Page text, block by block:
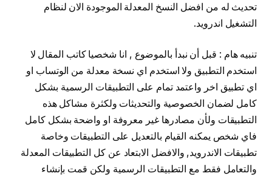
تحديث له من افضل النسخ المعدلة الموجودة الان لنظام
التشغيل اندرويد.
تنبيه هام : قبل أن نبدأ بالموضوع , انا شخصيا كاتب المقال لا
استخدم التطبيق ولا استخدم اي نسخة معدلة من الوتساب او
اي تطبيق اخر واعتمد تمام على التطبيقات الرسمية بشكل
كامل لضمان الخصوصية والتحديثات ولكثرة مشاكل هذه
التطبيقات ولأن مصادرها غير معروفة او واضحة بشكل كامل
فاي شخص يمكنه القيام بالتعديل على التطبيقات وخاصة
تطبيقات الاندرويد, والافضل الابتعاد عن كل التطبيقات المعدلة
والتعامل فقط مع التطبيقات الرسمية ولكن قمت بإنشاء